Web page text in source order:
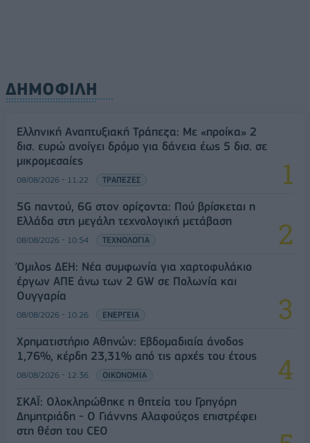
ΔΗΜΟΦΙΛΗ
Ελληνική Αναπτυξιακή Τράπεζα: Με «προίκα» 2
δισ. ευρώ ανοίγει δρόμο για δάνεια έως 5 δισ. σε
μικρομεσαίες
08/08/2026 - 11:22 ΤΡΑΠΕΖΕΣ
5G παντού, 6G στον ορίζοντα: Πού βρίσκεται η
Ελλάδα στη μεγάλη τεχνολογική μετάβαση
08/08/2026 - 10:54 ΤΕΧΝΟΛΟΓΙΑ
Όμιλος ΔΕΗ: Νέα συμφωνία για χαρτοφυλάκιο
έργων ΑΠΕ άνω των 2 GW σε Πολωνία και
Ουγγαρία
08/08/2026 - 10:26 ΕΝΕΡΓΕΙΑ
Χρηματιστήριο Αθηνών: Εβδομαδιαία άνοδος
1,76%, κέρδη 23,31% από τις αρχές του έτους
08/08/2026 - 12:36 ΟΙΚΟΝΟΜΙΑ
ΣΚΑΪ: Ολοκληρώθηκε η θητεία του Γρηγόρη
Δημητριάδη - Ο Γιάννης Αλαφούζος επιστρέφει
στη θέση του CEO